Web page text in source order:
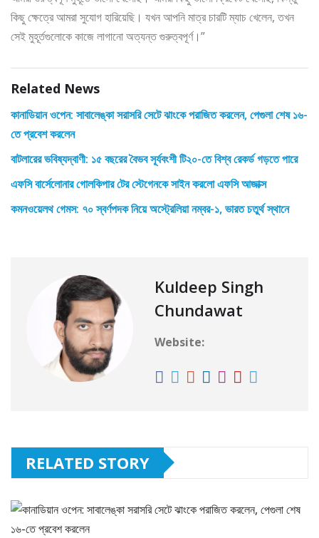
কিছু ক্ষেত্রে আমরা সুযোগ হারিয়েছি। যখন আপনি মাত্র চারটি ম্যাচ খেলেন, তখন
সেই মুহূর্তগুলোকে কাজে লাগানো অত্যন্ত গুরুত্বপূর্ণ।”
Related News
কানাডিয়ান ওপেন: সাবালেঙ্কা সরাসরি সেটে ঝাংকে পরাজিত করলেন, পেগুলা শেষ ১৬-
তে প্রবেশ করলেন
বাটলারের ভবিষ্যদ্বাণী: ১৫ বছরের বৈভব সূর্যবংশী টি২০-তে বিশ্ব রেকর্ড গড়তে পারে
এফসি বার্সেলোনার গোলকিপার টের স্টেগেনকে সাইন করলো এফসি আজাক্স
কমনওয়েলথ গেমস: ৭০ স্বর্ণপদক নিয়ে অস্ট্রেলিয়া নম্বর-১, ভারত চতুর্থ স্থানে
Kuldeep Singh
Chundawat
Website:
RELATED STORY